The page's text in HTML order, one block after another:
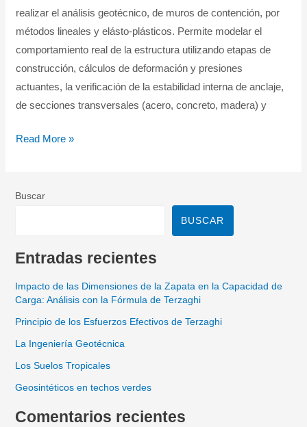
realizar el análisis geotécnico, de muros de contención, por
métodos lineales y elásto-plásticos. Permite modelar el
comportamiento real de la estructura utilizando etapas de
construcción, cálculos de deformación y presiones
actuantes, la verificación de la estabilidad interna de anclaje,
de secciones transversales (acero, concreto, madera) y
Software
para
Análisis
Geotécnico
Read More »
Buscar
BUSCAR
Entradas recientes
Impacto de las Dimensiones de la Zapata en la Capacidad de
Carga: Análisis con la Fórmula de Terzaghi
Principio de los Esfuerzos Efectivos de Terzaghi
La Ingeniería Geotécnica
Los Suelos Tropicales
Geosintéticos en techos verdes
Comentarios recientes